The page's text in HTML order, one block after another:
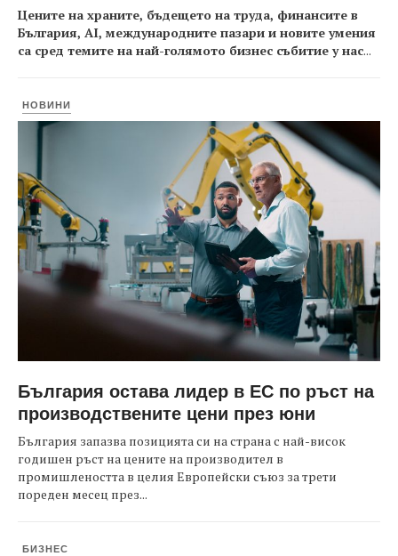
Цените на храните, бъдещето на труда, финансите в
България, AI, международните пазари и новите умения
са сред темите на най-голямото бизнес събитие у нас...
НОВИНИ
България остава лидер в ЕС по ръст на
производствените цени през юни
България запазва позицията си на страна с най-висок
годишен ръст на цените на производител в
промишлеността в целия Европейски съюз за трети
пореден месец през...
БИЗНЕС